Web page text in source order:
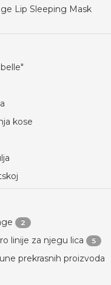
Lip Sleeping Mask
kose
2
linije za njegu lica 5
prekrasnih proizvoda